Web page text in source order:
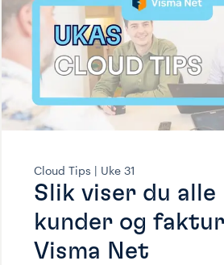
Cloud Tips | Uke 31
Slik viser du alle
kunder og
Visma Net